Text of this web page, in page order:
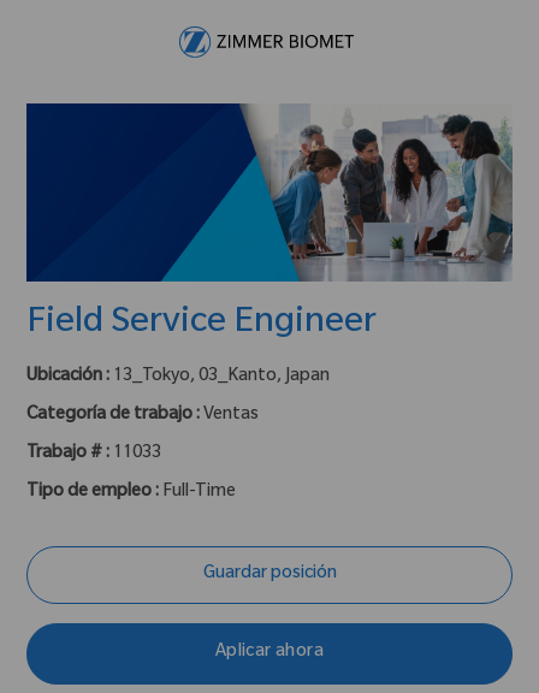
Field Service Engineer
Ubicación : 13_Tokyo, 03_Kanto, Japan
Categoría de trabajo : Ventas
Trabajo # : 11033
Tipo de empleo : Full-Time
Guardar posición
Aplicar ahora